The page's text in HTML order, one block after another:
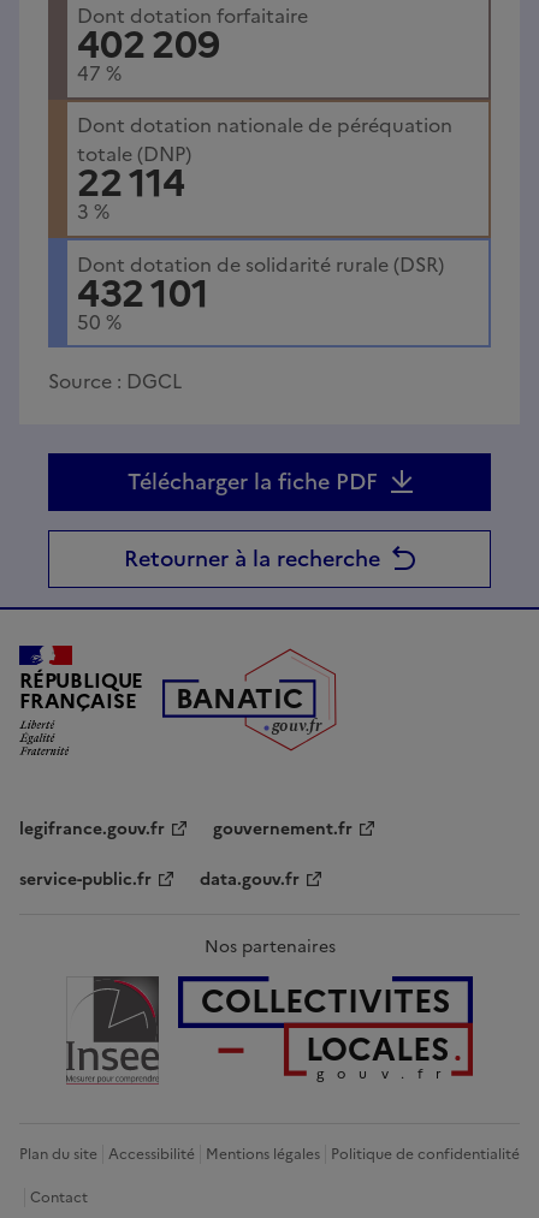
Dont dotation forfaitaire
402 209
47 %
Dont dotation nationale de péréquation
totale (DNP)
22 114
3 %
Dont dotation de solidarité rurale (DSR)
432 101
50 %
Source : DGCL
Télécharger la fiche PDF
Retourner à la recherche
RÉPUBLIQUE
FRANÇAISE BANATIC
gouv.fr
legifrance.gouv.fr
gouvernement.fr
service-public.fr
data.gouv.fr
Nos partenaires
COLLECTIVITES
LOCALES
gouv.fr
Plan du site Accessibilité Mentions légales Politique de confidentialité
Contact